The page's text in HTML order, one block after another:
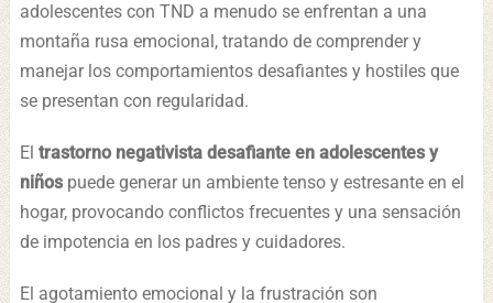
adolescentes con TND a menudo se enfrentan a una
montaña rusa emocional, tratando de comprender y
manejar los comportamientos desafiantes y hostiles que
se presentan con regularidad.
El trastorno negativista desafiante en adolescentes y
niñospuede generar un ambiente tenso y estresante en el
hogar, provocando conflictos frecuentes y una sensación
de impotencia en los padres y cuidadores.
El agotamiento emocional y la frustración son